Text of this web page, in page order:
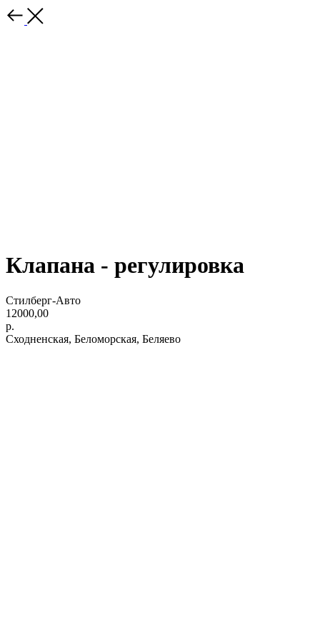
Клапана - регулировка
Стилберг-Авто
12000,00
р.
Сходненская, Беломорская, Беляево